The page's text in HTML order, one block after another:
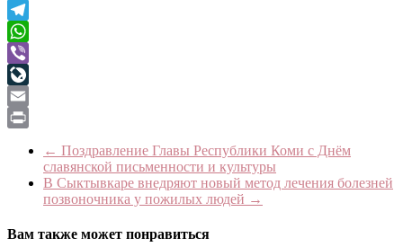
Twitter
Telegram
WhatsApp
Viber
LiveJournal
Email
← Поздравление Главы Республики Коми с Днём
славянской письменности и культуры
В Сыктывкаре внедряют новый метод лечения болезней
позвоночника у пожилых людей →
Вам также может понравиться